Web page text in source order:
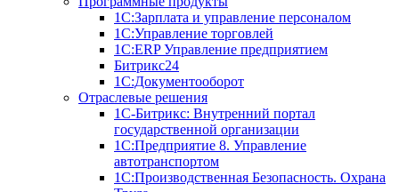
1С:Зарплата и управление персоналом
1С:Управление торговлей
1С:ERP Управление предприятием
Битрикс24
1С:Документооборот
Отраслевые решения
1С-Битрикс: Внутренний портал
государственной организации
1С:Предприятие 8. Управление
автотранспортом
1С:Производственная Безопасность. Охрана